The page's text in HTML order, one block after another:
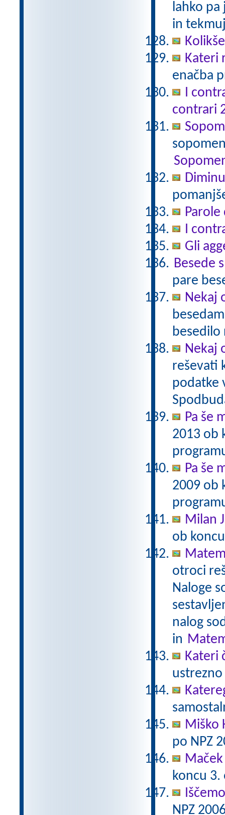
lahko
in
Kateri
enačba
I
contrari
Parole
I
Gli
Besede
pare
Nekaj
besedilo
Nekaj
reševati
podatke
Pa še
2013 ob
Pa še
2009 ob
Milan
ob
otroci
Naloge
nalog
in
Kateri
Miško
po NPZ
koncu
NPZ